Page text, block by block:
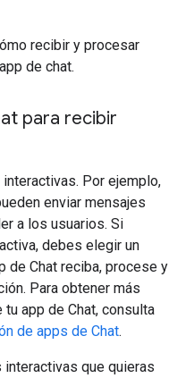
recibir y procesar
de chat.
para recibir
Por ejemplo,
enviar mensajes
a los usuarios. Si
debes elegir un
de Chat reciba, procese y
Para obtener más
app de Chat, consulta
de apps de Chat.
interactivas que quieras